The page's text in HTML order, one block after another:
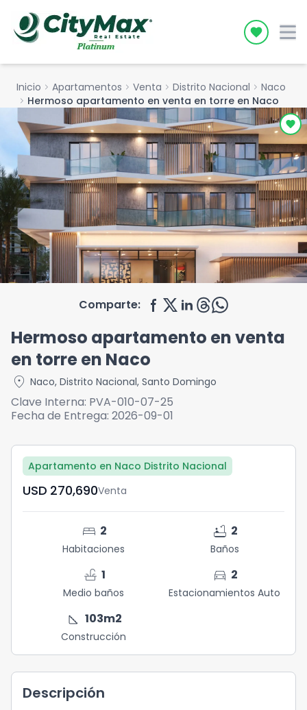
Icon
Inicio chevron_right Apartamentos chevron_right Venta chevron_right Distrito Nacional chevron_right Naco
chevron_right Hermoso apartamento en venta en torre en Naco
Comparte:
Hermoso apartamento en venta
en torre en Naco
location_on Naco, Distrito Nacional, Santo Domingo
Clave Interna: PVA-010-07-25
Fecha de Entrega: 2026-09-01
Apartamento en Naco Distrito Nacional
USD	270,690Venta
bed 2
Habitaciones
bathtub 2
Baños
faucet 1
Medio baños
directions_car 2
Estacionamientos Auto
square_foot 103m2
Construcción
Descripción